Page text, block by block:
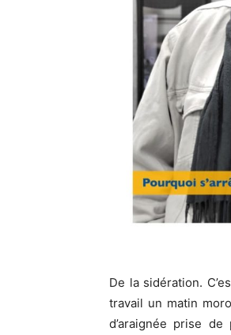
De la sidération.
travail un matin
d’araignée prise de